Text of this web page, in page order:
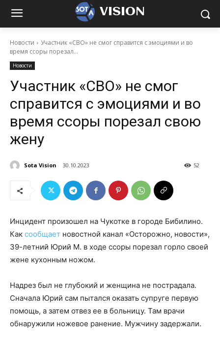
VISION
Новости
Участник «СВО» не смог справится с эмоциями и во
время ссоры порезал...
Новости
Участник «СВО» не смог
справится с эмоциями и во
время ссоры порезал свою
жену
Sota Vision 30.10.2023 52
Инцидент произошел на Чукотке в городе Бибилино.
Как сообщает новостной канал «Осторожно, новости»,
39-летний Юрий М. в ходе ссоры порезал горло своей
жене кухонным ножом.
Надрез был не глубокий и женщина не пострадала.
Сначала Юрий сам пытался оказать супруге первую
помощь, а затем отвез ее в больницу. Там врачи
обнаружили ножевое ранение. Мужчину задержали.